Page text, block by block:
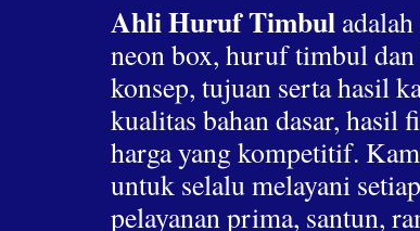
Ahli Huruf Timbul
neon box, huruf timbul
konsep, tujuan serta hasil
kualitas bahan dasar, hasil
harga yang kompetitif.
untuk selalu melayani
pelayanan prima, santun,